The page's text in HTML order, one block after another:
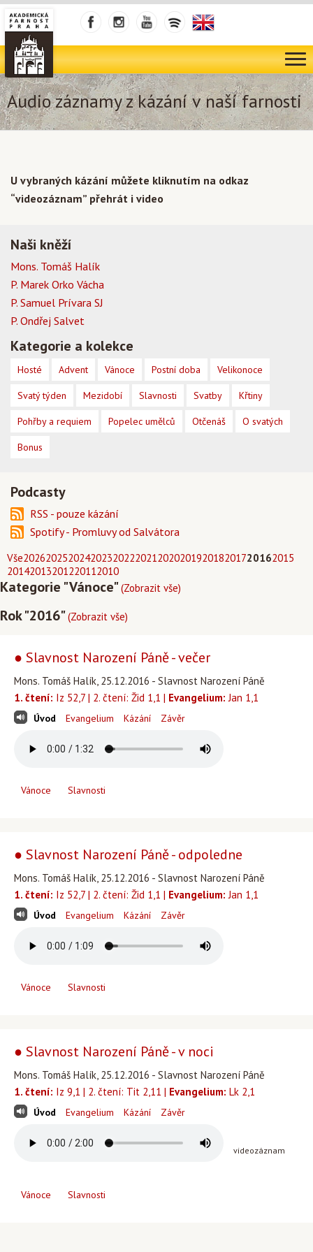
Audio záznamy z kázání v naší farnosti
Vše202620252024202320222021202020192018201720162015
20142013201220112010
Kategorie "Vánoce"(Zobrazit vše)
Rok "2016"(Zobrazit vše)
● Slavnost Narození Páně - večer
Mons. Tomáš Halík, 25.12.2016 - Slavnost Narození Páně
1. čtení: Iz 52,7 | 2. čtení: Žid 1,1 | Evangelium: Jan 1,1
Úvod Evangelium Kázání Závěr
Vánoce Slavnosti
● Slavnost Narození Páně - odpoledne
Mons. Tomáš Halík, 25.12.2016 - Slavnost Narození Páně
1. čtení: Iz 52,7 | 2. čtení: Žid 1,1 | Evangelium: Jan 1,1
Úvod Evangelium Kázání Závěr
Vánoce Slavnosti
● Slavnost Narození Páně - v noci
Mons. Tomáš Halík, 25.12.2016 - Slavnost Narození Páně
1. čtení: Iz 9,1 | 2. čtení: Tit 2,11 | Evangelium: Lk 2,1
Úvod Evangelium Kázání Závěr
videozáznam
Vánoce Slavnosti
U vybraných kázání můžete kliknutím na odkaz
“videozáznam” přehrát i video
Naši kněží
Mons. Tomáš Halík
P. Marek Orko Vácha
P. Samuel Prívara SJ
P. Ondřej Salvet
Kategorie a kolekce
Hosté Advent Vánoce Postní doba Velikonoce
Svatý týden Mezidobí Slavnosti Svatby Křtiny
Pohřby a requiem Popelec umělců Otčenáš O svatých
Bonus
Podcasty
RSS - pouze kázání
Spotify - Promluvy od Salvátora